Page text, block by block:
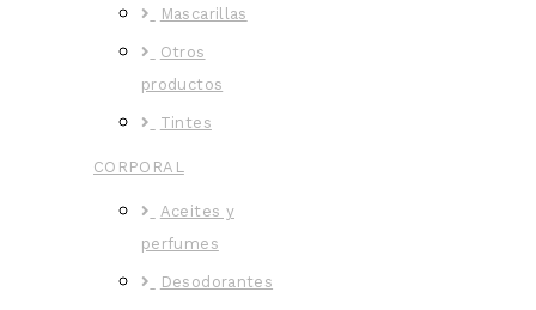
Mascarillas
Otros
productos
Tintes
CORPORAL
Aceites y
perfumes
Desodorantes